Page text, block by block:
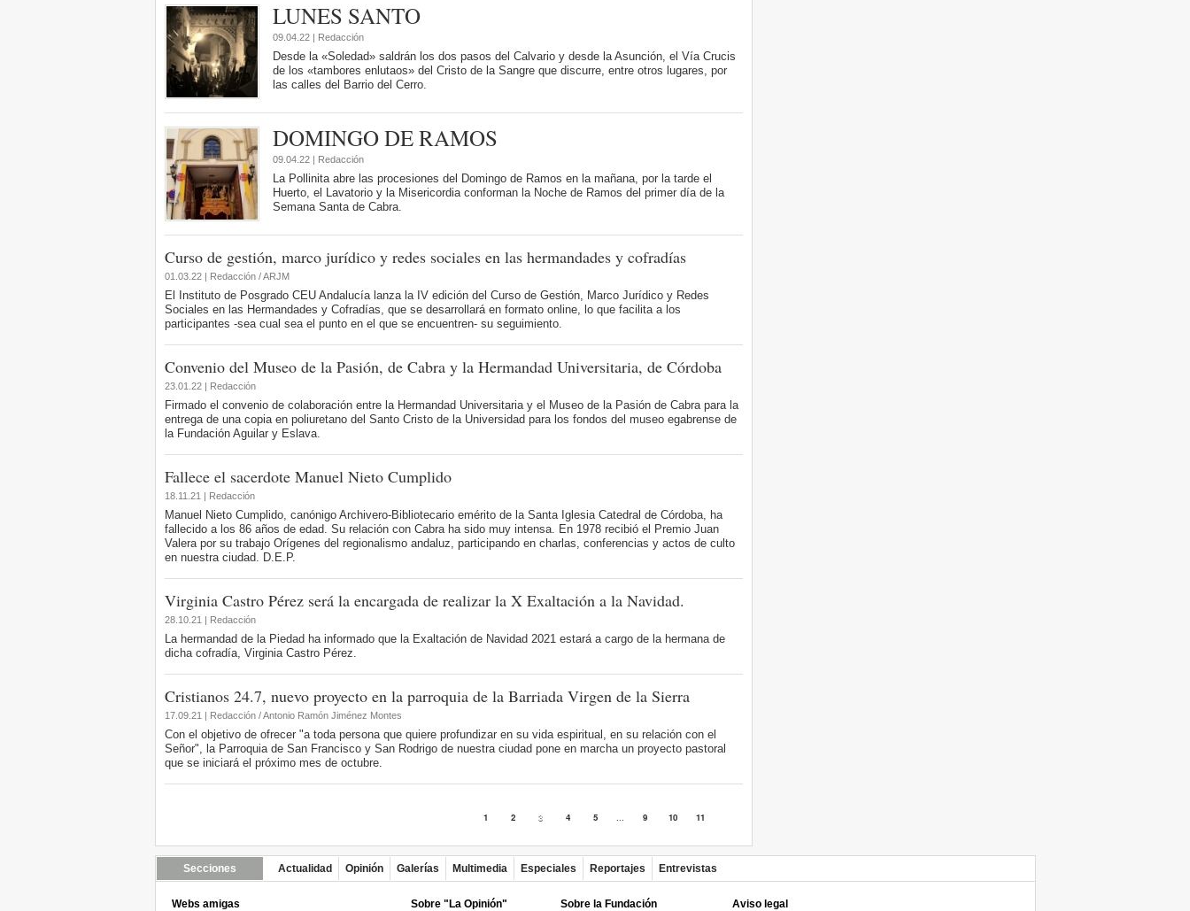
LUNES SANTO
09.04.22 | Redacción
Desde la «Soledad» saldrán los dos pasos del Calvario y desde la Asunción, el Vía Crucis
de los «tambores enlutaos» del Cristo de la Sangre que discurre, entre otros lugares, por
las calles del Barrio del Cerro.
DOMINGO DE RAMOS
09.04.22 | Redacción
La Pollinita abre las procesiones del Domingo de Ramos en la mañana, por la tarde el
Huerto, el Lavatorio y la Misericordia conforman la Noche de Ramos del primer día de la
Semana Santa de Cabra.
Curso de gestión, marco jurídico y redes sociales en las hermandades y cofradías
01.03.22 | Redacción / ARJM
El Instituto de Posgrado CEU Andalucía lanza la IV edición del Curso de Gestión, Marco Jurídico y Redes
Sociales en las Hermandades y Cofradías, que se desarrollará en formato online, lo que facilita a los
participantes -sea cual sea el punto en el que se encuentren- su seguimiento.
Convenio del Museo de la Pasión, de Cabra y la Hermandad Universitaria, de Córdoba
23.01.22 | Redacción
Firmado el convenio de colaboración entre la Hermandad Universitaria y el Museo de la Pasión de Cabra para la
entrega de una copia en poliuretano del Santo Cristo de la Universidad para los fondos del museo egabrense de
la Fundación Aguilar y Eslava.
Fallece el sacerdote Manuel Nieto Cumplido
18.11.21 | Redacción
Manuel Nieto Cumplido, canónigo Archivero-Bibliotecario emérito de la Santa Iglesia Catedral de Córdoba, ha
fallecido a los 86 años de edad. Su relación con Cabra ha sido muy intensa. En 1978 recibió el Premio Juan
Valera por su trabajo Orígenes del regionalismo andaluz, participando en charlas, conferencias y actos de culto
en nuestra ciudad. D.E.P.
Virginia Castro Pérez será la encargada de realizar la X Exaltación a la Navidad.
28.10.21 | Redacción
La hermandad de la Piedad ha informado que la Exaltación de Navidad 2021 estará a cargo de la hermana de
dicha cofradía, Virginia Castro Pérez.
Cristianos 24.7, nuevo proyecto en la parroquia de la Barriada Virgen de la Sierra
17.09.21 | Redacción / Antonio Ramón Jiménez Montes
Con el objetivo de ofrecer "a toda persona que quiere profundizar en su vida espiritual, en su relación con el
Señor", la Parroquia de San Francisco y San Rodrigo de nuestra ciudad pone en marcha un proyecto pastoral
que se iniciará el próximo mes de octubre.
1 2 3 4 5 ... 9 10 11
Secciones Actualidad Opinión Galerías Multimedia Especiales Reportajes Entrevistas
Webs amigas Sobre "La Opinión" Sobre la Fundación Aviso legal